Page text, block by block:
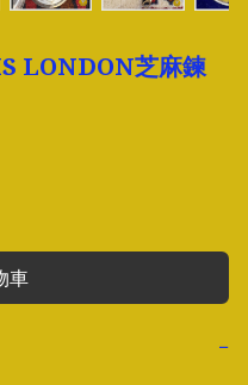
LONDON芝麻鍊
車
−